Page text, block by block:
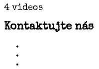
4 videos
Kontaktujte nás